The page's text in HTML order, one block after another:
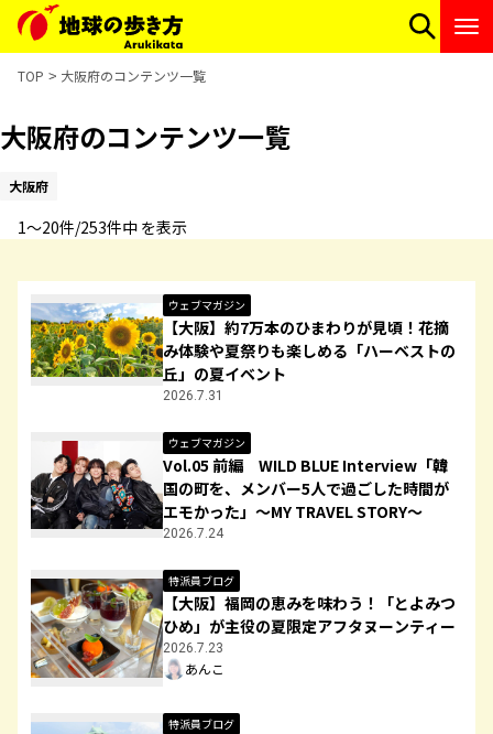
TOP 大阪府のコンテンツ一覧
大阪府のコンテンツ一覧
大阪府
1〜20件/253件中 を表示
ウェブマガジン
【大阪】約7万本のひまわりが見頃！花摘
み体験や夏祭りも楽しめる「ハーベストの
丘」の夏イベント
2026.7.31
ウェブマガジン
Vol.05 前編 WILD BLUE Interview「韓
国の町を、メンバー5人で過ごした時間が
エモかった」～MY TRAVEL STORY～
2026.7.24
特派員ブログ
【大阪】福岡の恵みを味わう！「とよみつ
ひめ」が主役の夏限定アフタヌーンティー
2026.7.23
あんこ
特派員ブログ